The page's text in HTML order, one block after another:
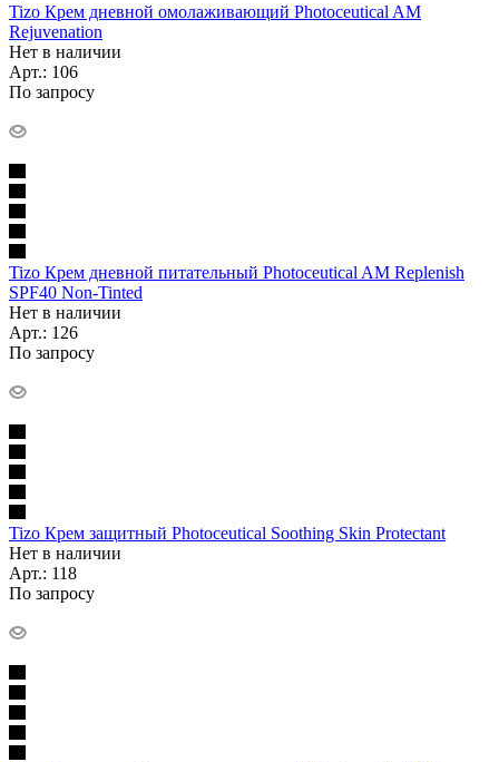
Tizo Крем дневной омолаживающий Photoceutical AM
Rejuvenation
Нет в наличии
Арт.: 106
По запросу
Tizo Крем дневной питательный Photoceutical AM Replenish
SPF40 Non-Tinted
Нет в наличии
Арт.: 126
По запросу
Tizo Крем защитный Photoceutical Soothing Skin Protectant
Нет в наличии
Арт.: 118
По запросу